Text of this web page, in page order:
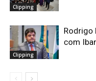
Clipping
Clipping
Rodrigo
com